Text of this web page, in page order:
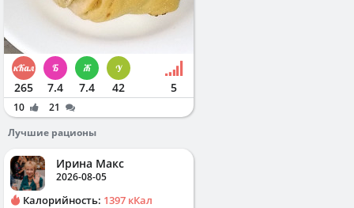
265 7.4 7.4 42 5
10
21
Лучшие рационы
Ирина Макс
2026-08-05
Калорийность: 1397 кКал